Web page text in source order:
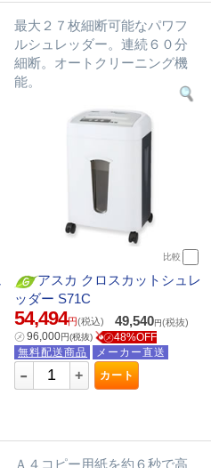
最大２７枚細断可能なパワフ
ルシュレッダー。連続６０分
細断。オートクリーニング機
能。
比較
アスカ クロスカットシュレ
ッダー S71C
54,494円(税込) 49,540円(税抜)
㋱96,000円(税抜) ㋱48%OFF
無料配送商品
メーカー直送
- + カート
Ａ４コピー用紙を約６秒で高